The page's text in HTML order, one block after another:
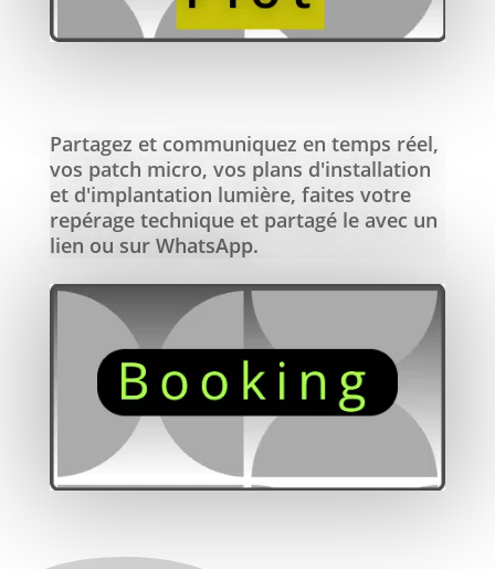
Partagez et communiquez en temps réel,
vos patch micro, vos plans d'installation
et d'implantation lumière, faites votre
repérage technique et partagé le avec un
lien ou sur WhatsApp.